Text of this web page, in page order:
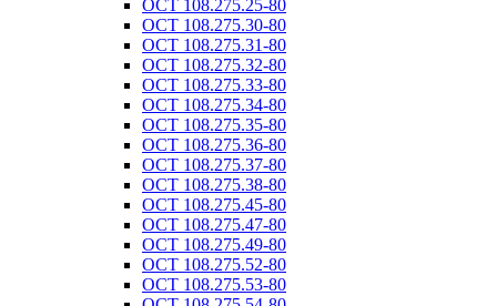
ОСТ 108.275.25-80
ОСТ 108.275.30-80
ОСТ 108.275.31-80
ОСТ 108.275.32-80
ОСТ 108.275.33-80
ОСТ 108.275.34-80
ОСТ 108.275.35-80
ОСТ 108.275.36-80
ОСТ 108.275.37-80
ОСТ 108.275.38-80
ОСТ 108.275.45-80
ОСТ 108.275.47-80
ОСТ 108.275.49-80
ОСТ 108.275.52-80
ОСТ 108.275.53-80